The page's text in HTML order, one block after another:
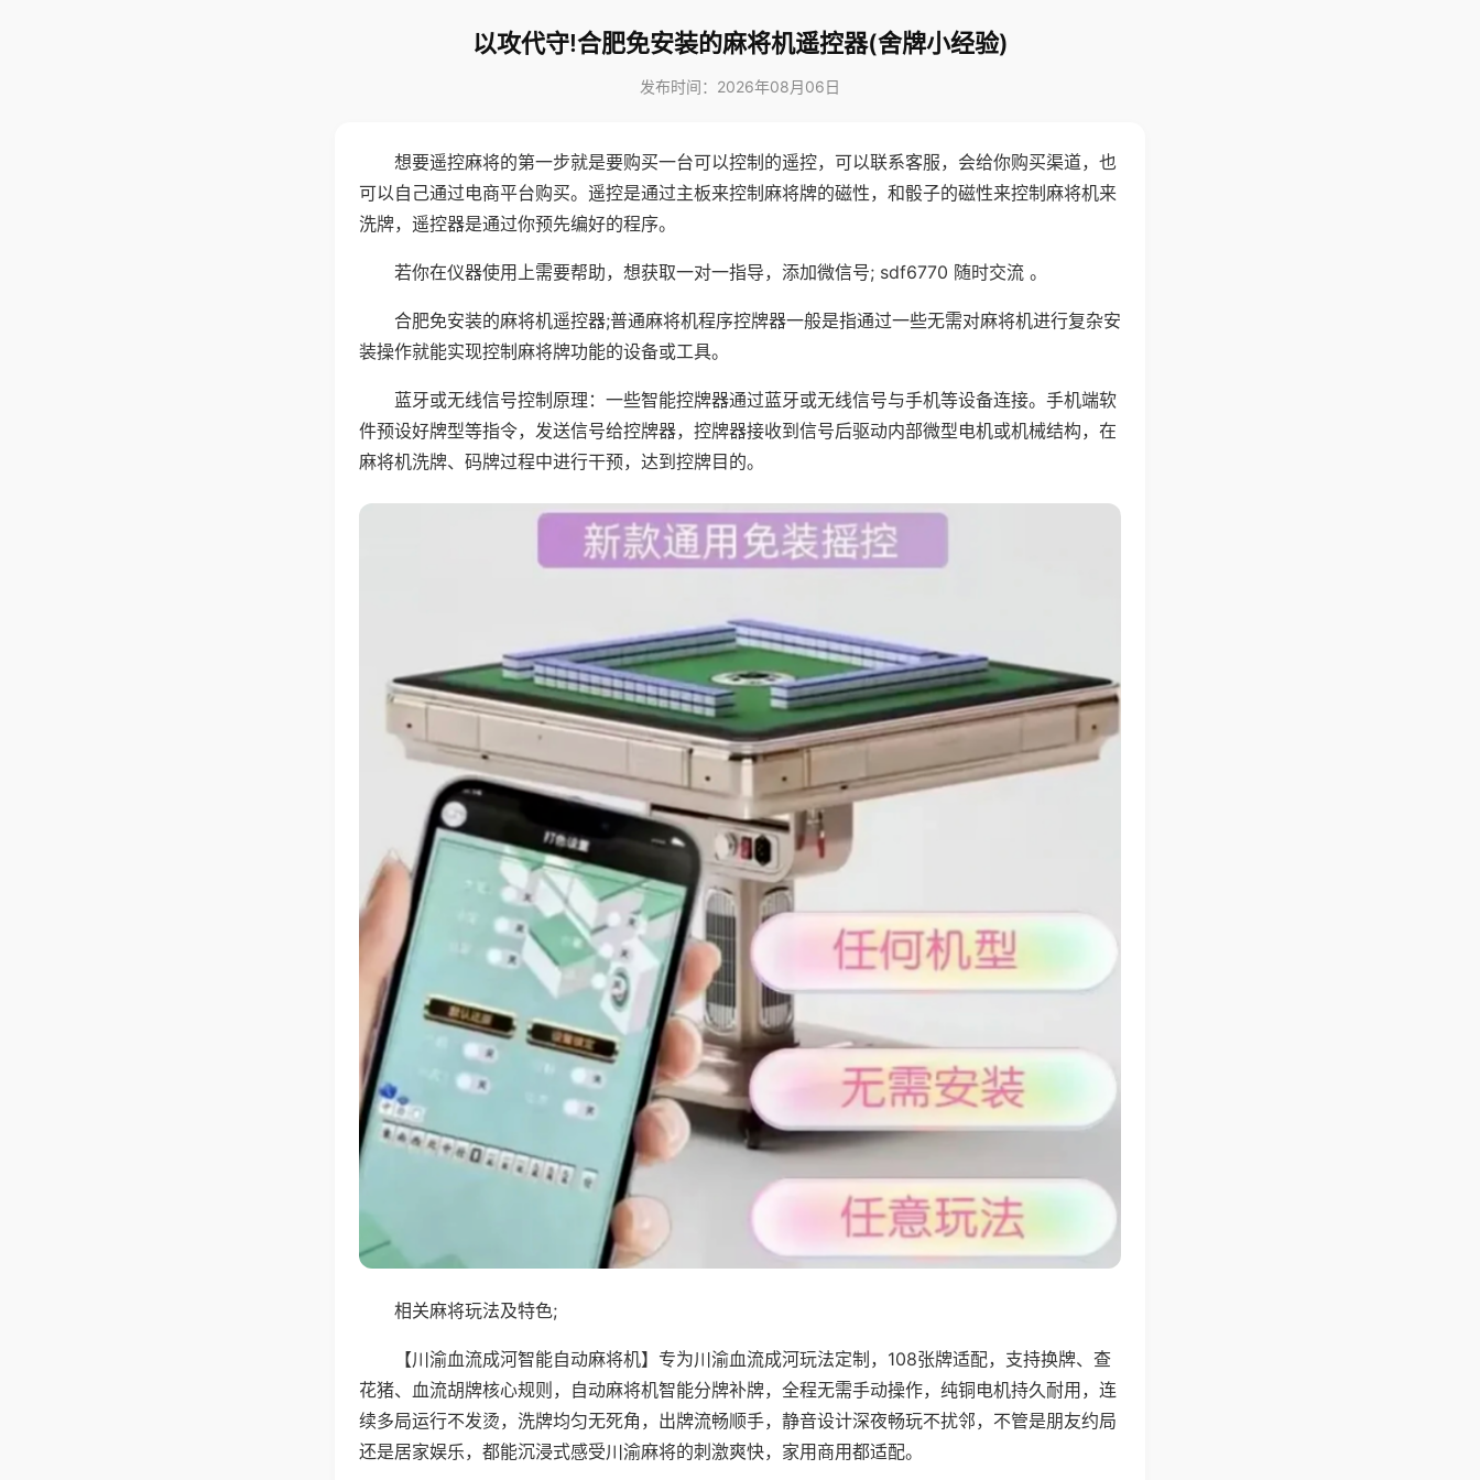
以攻代守!合肥免安装的麻将机遥控器(舍牌小经验)
发布时间：2026年08月06日
想要遥控麻将的第一步就是要购买一台可以控制的遥控，可以联系客服，会给你购买渠道，也
可以自己通过电商平台购买。遥控是通过主板来控制麻将牌的磁性，和骰子的磁性来控制麻将机来
洗牌，遥控器是通过你预先编好的程序。
若你在仪器使用上需要帮助，想获取一对一指导，添加微信号; sdf6770 随时交流 。
合肥免安装的麻将机遥控器;普通麻将机程序控牌器一般是指通过一些无需对麻将机进行复杂安
装操作就能实现控制麻将牌功能的设备或工具。
蓝牙或无线信号控制原理：一些智能控牌器通过蓝牙或无线信号与手机等设备连接。手机端软
件预设好牌型等指令，发送信号给控牌器，控牌器接收到信号后驱动内部微型电机或机械结构，在
麻将机洗牌、码牌过程中进行干预，达到控牌目的。
相关麻将玩法及特色;
【川渝血流成河智能自动麻将机】专为川渝血流成河玩法定制，108张牌适配，支持换牌、查
花猪、血流胡牌核心规则，自动麻将机智能分牌补牌，全程无需手动操作，纯铜电机持久耐用，连
续多局运行不发烫，洗牌均匀无死角，出牌流畅顺手，静音设计深夜畅玩不扰邻，不管是朋友约局
还是居家娱乐，都能沉浸式感受川渝麻将的刺激爽快，家用商用都适配。